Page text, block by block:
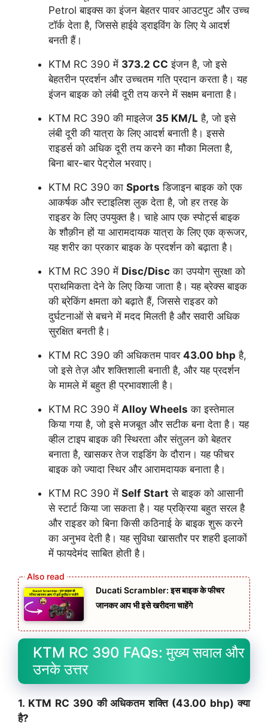
Petrol बाइक्स का इंजन बेहतर पावर आउटपुट और उच्च
टॉर्क देता है, जिससे हाईवे ड्राइविंग के लिए ये आदर्श
बनती हैं।
KTM RC 390 में 373.2 CC इंजन है, जो इसे
बेहतरीन प्रदर्शन और उच्चतम गति प्रदान करता है। यह
इंजन बाइक को लंबी दूरी तय करने में सक्षम बनाता है।
KTM RC 390 की माइलेज 35 KM/L है, जो इसे
लंबी दूरी की यात्रा के लिए आदर्श बनाती है। इससे
राइडर्स को अधिक दूरी तय करने का मौका मिलता है,
बिना बार-बार पेट्रोल भरवाए।
KTM RC 390 का Sports डिजाइन बाइक को एक
आकर्षक और स्टाइलिश लुक देता है, जो हर तरह के
राइडर के लिए उपयुक्त है। चाहे आप एक स्पोर्ट्स बाइक
के शौक़ीन हों या आरामदायक यात्रा के लिए एक क्रूजर,
यह शरीर का प्रकार बाइक के प्रदर्शन को बढ़ाता है।
KTM RC 390 में Disc/Disc का उपयोग सुरक्षा को
प्राथमिकता देने के लिए किया जाता है। यह ब्रेक्स बाइक
की ब्रेकिंग क्षमता को बढ़ाते हैं, जिससे राइडर को
दुर्घटनाओं से बचने में मदद मिलती है और सवारी अधिक
सुरक्षित बनती है।
KTM RC 390 की अधिकतम पावर 43.00 bhp है,
जो इसे तेज़ और शक्तिशाली बनाती है, और यह प्रदर्शन
के मामले में बहुत ही प्रभावशाली है।
KTM RC 390 में Alloy Wheels का इस्तेमाल
किया गया है, जो इसे मजबूत और सटीक बना देता है। यह
व्हील टाइप बाइक की स्थिरता और संतुलन को बेहतर
बनाता है, खासकर तेज राइडिंग के दौरान। यह फीचर
बाइक को ज्यादा स्थिर और आरामदायक बनाता है।
KTM RC 390 में Self Start से बाइक को आसानी
से स्टार्ट किया जा सकता है। यह प्रक्रिया बहुत सरल है
और राइडर को बिना किसी कठिनाई के बाइक शुरू करने
का अनुभव देती है। यह सुविधा खासतौर पर शहरी इलाकों
में फायदेमंद साबित होती है।
Ducati Scrambler: इस बाइक के फीचर
जानकर आप भी इसे खरीदना चाहेंगे
KTM RC 390 FAQs: मुख्य सवाल और
उनके उत्तर
1. KTM RC 390 की अधिकतम शक्ति (43.00 bhp) क्या
है?